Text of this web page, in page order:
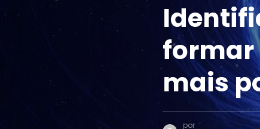
formar
mais
por